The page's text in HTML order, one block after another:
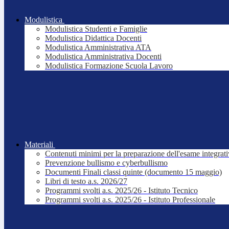
Modulistica
Modulistica Studenti e Famiglie
Modulistica Didattica Docenti
Modulistica Amministrativa ATA
Modulistica Amministrativa Docenti
Modulistica Formazione Scuola Lavoro
Materiali
Contenuti minimi per la preparazione dell'esame
Prevenzione bullismo e cyberbullismo
Documenti Finali classi quinte (documento 15 maggio)
Libri di testo a.s. 2026/27
Programmi svolti a.s. 2025/26 - Istituto Tecnico
Programmi svolti a.s. 2025/26 - Istituto Professionale